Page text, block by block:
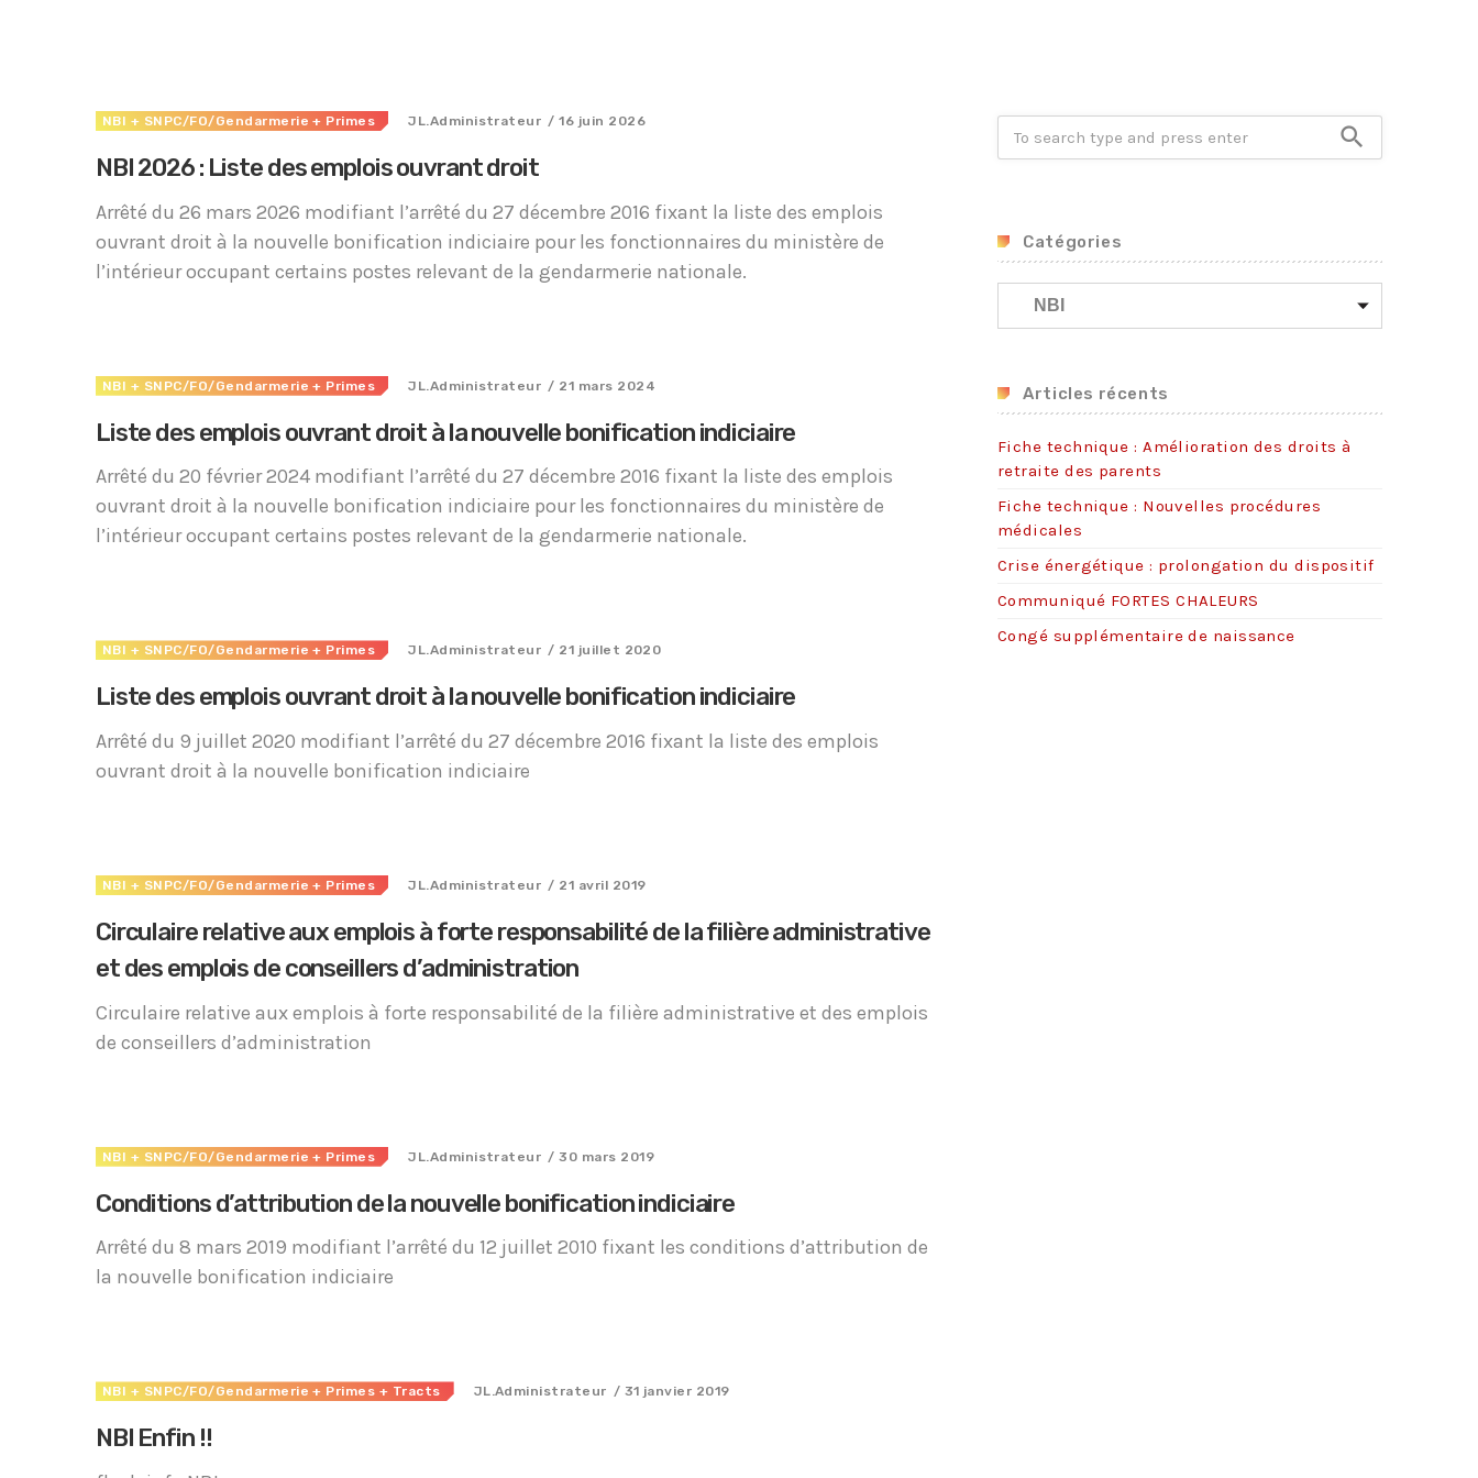
Accéder
Congé supplémentaire de naissance
NBI + SNPC/FO/Gendarmerie + Primes JL.Administrateur / 16 juin 2026
NBI 2026 : Liste des emplois ouvrant droit
Arrêté du 26 mars 2026 modifiant l’arrêté du 27 décembre 2016 fixant la liste des emplois
ouvrant droit à la nouvelle bonification indiciaire pour les fonctionnaires du ministère de
l’intérieur occupant certains postes relevant de la gendarmerie nationale.
NBI + SNPC/FO/Gendarmerie + Primes JL.Administrateur / 21 mars 2024
Liste des emplois ouvrant droit à la nouvelle bonification indiciaire
Arrêté du 20 février 2024 modifiant l’arrêté du 27 décembre 2016 fixant la liste des emplois
ouvrant droit à la nouvelle bonification indiciaire pour les fonctionnaires du ministère de
l’intérieur occupant certains postes relevant de la gendarmerie nationale.
NBI + SNPC/FO/Gendarmerie + Primes JL.Administrateur / 21 juillet 2020
Liste des emplois ouvrant droit à la nouvelle bonification indiciaire
Arrêté du 9 juillet 2020 modifiant l’arrêté du 27 décembre 2016 fixant la liste des emplois
ouvrant droit à la nouvelle bonification indiciaire
NBI + SNPC/FO/Gendarmerie + Primes JL.Administrateur / 21 avril 2019
Circulaire relative aux emplois à forte responsabilité de la filière administrative
et des emplois de conseillers d’administration
Circulaire relative aux emplois à forte responsabilité de la filière administrative et des emplois
de conseillers d’administration
NBI + SNPC/FO/Gendarmerie + Primes JL.Administrateur / 30 mars 2019
Conditions d’attribution de la nouvelle bonification indiciaire
Arrêté du 8 mars 2019 modifiant l’arrêté du 12 juillet 2010 fixant les conditions d’attribution de
la nouvelle bonification indiciaire
NBI + SNPC/FO/Gendarmerie + Primes + Tracts JL.Administrateur / 31 janvier 2019
NBI Enfin !!
search
Catégories
g
o
r
s
Articles récents
Fiche technique : Amélioration des droits à
retraite des parents
Fiche technique : Nouvelles procédures
médicales
Crise énergétique : prolongation du dispositif
Communiqué FORTES CHALEURS
Congé supplémentaire de naissance